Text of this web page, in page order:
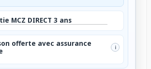
MCZ DIRECT 3 ans
offerte avec assurance
i